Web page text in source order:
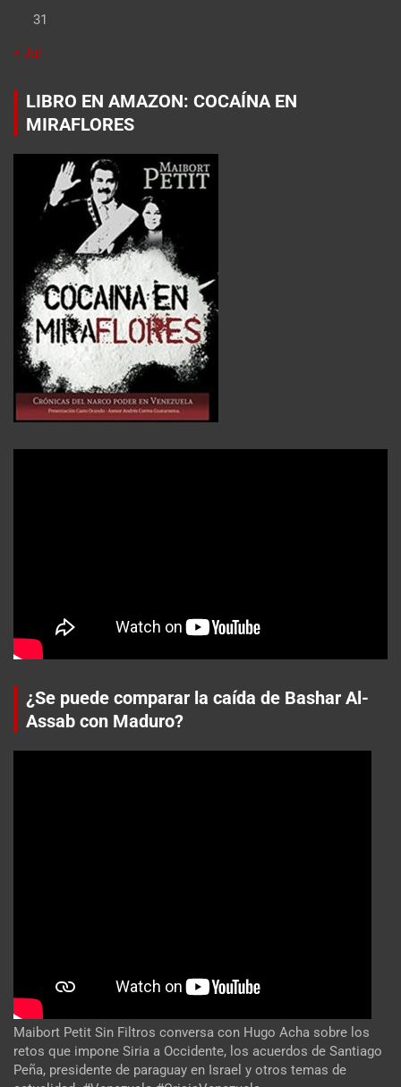
31
« Jul
LIBRO EN AMAZON: COCAÍNA EN
MIRAFLORES
¿Se puede comparar la caída de Bashar Al-
Assab con Maduro?
Maibort Petit Sin Filtros conversa con Hugo Acha sobre los
retos que impone Siria a Occidente, los acuerdos de Santiago
Peña, presidente de paraguay en Israel y otros temas de